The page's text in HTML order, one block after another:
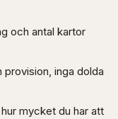
och antal kartor
inga dolda
mycket du har att